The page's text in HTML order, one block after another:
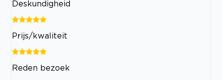
Deskundigheid
Prijs/kwaliteit
Reden bezoek